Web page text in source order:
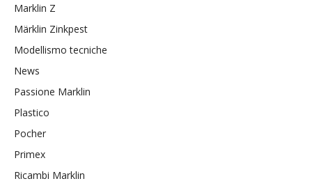
Marklin Z
Märklin Zinkpest
Modellismo tecniche
News
Passione Marklin
Plastico
Pocher
Primex
Ricambi Marklin